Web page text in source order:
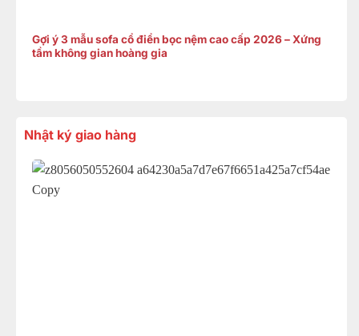
Gợi ý 3 mẫu sofa cổ điển bọc nệm cao cấp 2026 – Xứng
tầm không gian hoàng gia
Nhật ký giao hàng